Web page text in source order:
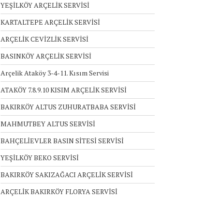
YEŞİLKÖY ARÇELİK SERVİSİ
KARTALTEPE ARÇELİK SERVİSİ
ARÇELİK CEVİZLİK SERVİSİ
BASINKÖY ARÇELİK SERVİSİ
Arçelik Ataköy 3-4-11. Kısım Servisi
ATAKÖY 7.8.9.10 KISIM ARÇELİK SERVİSİ
BAKIRKÖY ALTUS ZUHURATBABA SERVİSİ
MAHMUTBEY ALTUS SERVİSİ
BAHÇELİEVLER BASIN SİTESİ SERVİSİ
YEŞİLKÖY BEKO SERVİSİ
BAKIRKÖY SAKIZAĞACI ARÇELİK SERVİSİ
ARÇELİK BAKIRKÖY FLORYA SERVİSİ